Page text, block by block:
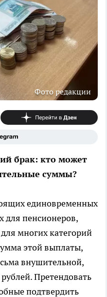
Фото редакции
брак: кто может
суммы?
единовременных
для пенсионеров,
многих категорий
этой выплаты,
внушительной,
Претендовать
подтвердить